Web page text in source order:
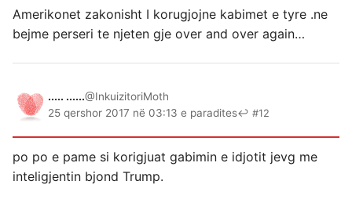
Amerikonet zakonisht I korugjojne kabimet e tyre .ne
bejme perseri te njeten gje over and over again…
..... ......@InkuizitoriMoth
25 qershor 2017 në 03:13 e paradites↩ #12
po po e pame si korigjuat gabimin e idjotit jevg me
inteligjentin bjond Trump.